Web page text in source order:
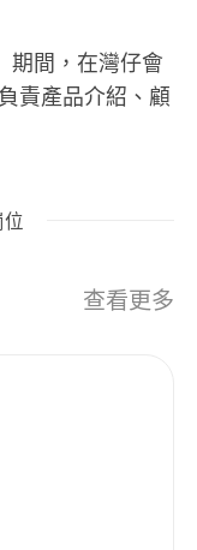
期間，在灣仔會
責產品介紹、顧
並推薦合適的展
數據記錄，確保
基本售後協調，
對面銷售流程與
客戶。
查看更多